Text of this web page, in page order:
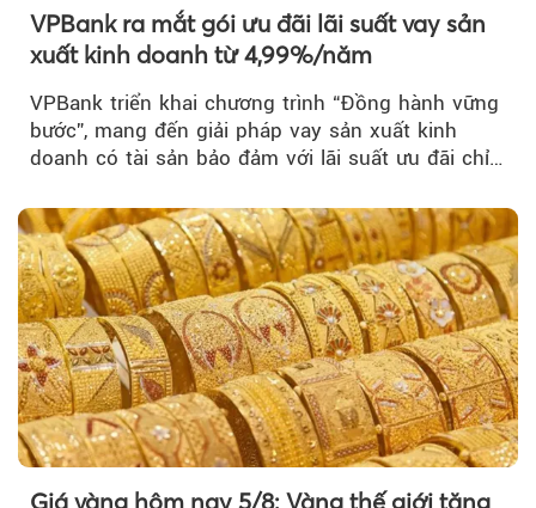
VPBank ra mắt gói ưu đãi lãi suất vay sản
xuất kinh doanh từ 4,99%/năm
VPBank triển khai chương trình “Đồng hành vững
bước”, mang đến giải pháp vay sản xuất kinh
doanh có tài sản bảo đảm với lãi suất ưu đãi chỉ
Giá vàng hôm nay 5/8: Vàng thế giới tăng